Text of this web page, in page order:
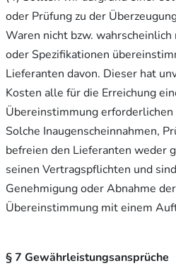
oder Prüfung zu der
Waren nicht bzw.
oder Spezifikationen
Lieferanten davon. Dieser hat
Kosten alle für die Erreichung
Übereinstimmung
Solche Inaugenscheinnahmen,
befreien den Lieferanten weder
seinen Vertragspflichten und
Genehmigung oder Abnahme
Übereinstimmung mit einem
§ 7 Gewährleistungsansprüche